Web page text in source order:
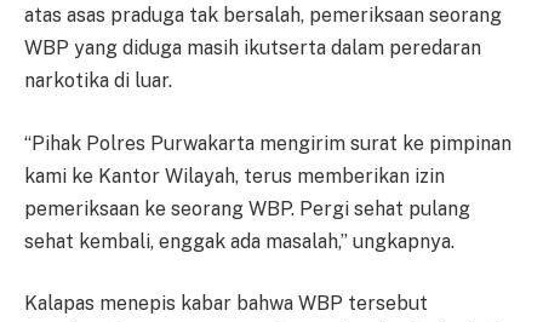
atas asas praduga tak bersalah, pemeriksaan seorang
WBP yang diduga masih ikutserta dalam peredaran
narkotika di luar.
“Pihak Polres Purwakarta mengirim surat ke pimpinan
kami ke Kantor Wilayah, terus memberikan izin
pemeriksaan ke seorang WBP. Pergi sehat pulang
sehat kembali, enggak ada masalah,” ungkapnya.
Kalapas menepis kabar bahwa WBP tersebut